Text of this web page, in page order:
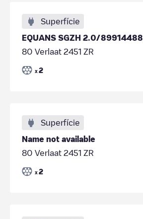
Superfície
EQUANS SGZH 2.0/89914488
80 Verlaat 2451 ZR
x 2
Superfície
Name not available
80 Verlaat 2451 ZR
x 2